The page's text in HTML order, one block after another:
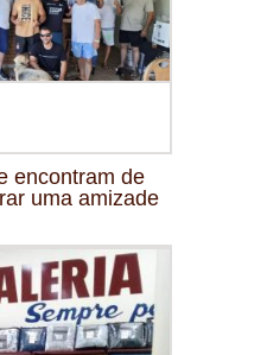
encontram de
uma amizade